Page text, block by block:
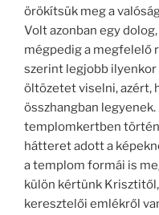
örökítsük meg a
Volt azonban egy
mégpedig a megfelelő
szerint legjobb
öltözetet viselni, azért,
összhangban
templomkertben
hátteret adott a
a templom formái is
külön kértünk
keresztelői emlékről